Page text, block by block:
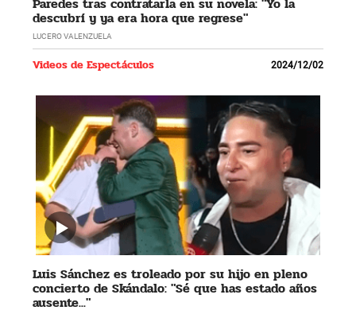
descubrí y ya era hora que regrese"
LUCERO VALENZUELA
Videos de Espectáculos 2024/12/02
Luis Sánchez es troleado por su hijo en pleno
concierto de Skándalo: "Sé que has estado años
ausente..."